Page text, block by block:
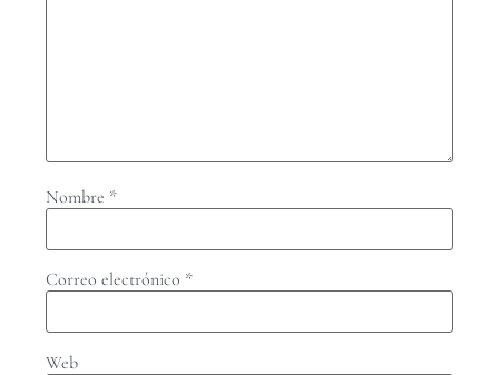
Nombre *
Correo electrónico *
Web